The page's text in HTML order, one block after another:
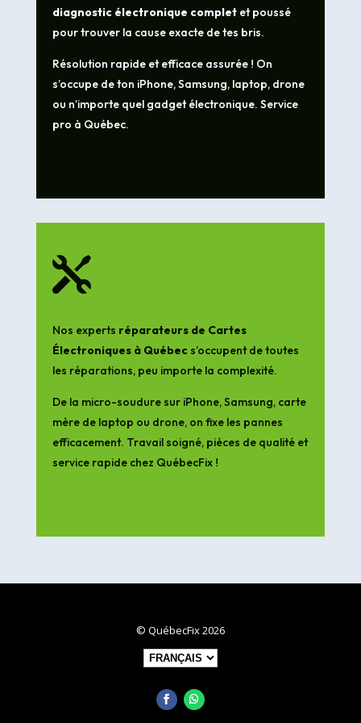
diagnostic électronique completet poussé
pour trouver la cause exacte de tes bris.
Résolution rapide et efficace assurée ! On
s’occupe de ton iPhone, Samsung, laptop, drone
ou n’importe quel gadget électronique. Service
pro à Québec.

Nos experts réparateurs de Cartes
Électroniques à Québecs’occupent de toutes
les réparations, peu importe la complexité.
De la micro-soudure sur iPhone, Samsung, carte
mère de laptop ou drone, on fixe les pannes
efficacement. Travail soigné, pièces de qualité et
service rapide chez QuébecFix !
© QuébecFix 2026